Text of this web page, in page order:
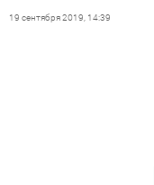
19 сентября 2019, 14:39